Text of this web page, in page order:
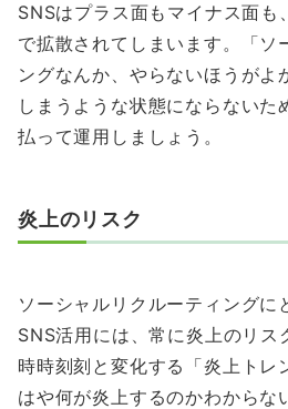
SNSはプラス面もマイナス面も
で拡散されてしまいます。「ソ
ングなんか、やらないほうがよ
しまうような状態にならないた
払って運用しましょう。
炎上のリスク
ソーシャルリクルーティングに
SNS活用には、常に炎上のリス
時時刻刻と変化する「炎上トレ
はや何が炎上するのかわからな